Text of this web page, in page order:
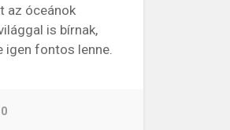
az óceánok
is bírnak,
igen fontos lenne.
0